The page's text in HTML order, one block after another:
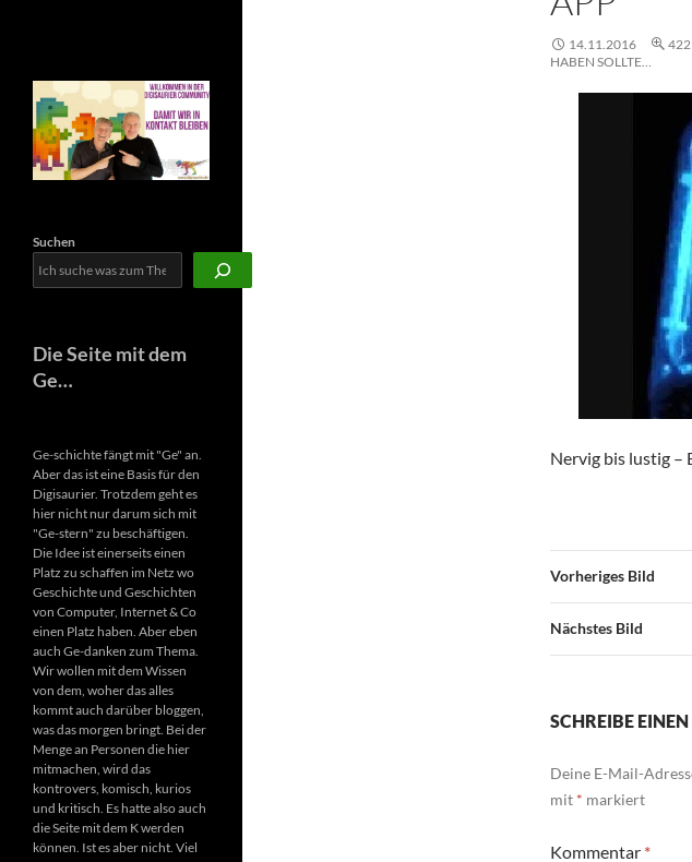
14.11.2016
ABEN SOLLTE…
Nervig bis lustig –
Vorheriges Bild
Nächstes Bild
SCHREIBE
Deine E-Mail-
mit * markiert
Kommentar *
Suchen
Die Seite mit dem
Ge…
Ge-schichte fängt mit "Ge" an.
Aber das ist eine Basis für den
Digisaurier. Trotzdem geht es
hier nicht nur darum sich mit
"Ge-stern" zu beschäftigen.
Die Idee ist einerseits einen
Platz zu schaffen im Netz wo
Geschichte und Geschichten
von Computer, Internet & Co
einen Platz haben. Aber eben
auch Ge-danken zum Thema.
Wir wollen mit dem Wissen
von dem, woher das alles
kommt auch darüber bloggen,
was das morgen bringt. Bei der
Menge an Personen die hier
mitmachen, wird das
kontrovers, komisch, kurios
und kritisch. Es hatte also auch
die Seite mit dem K werden
können. Ist es aber nicht. Viel